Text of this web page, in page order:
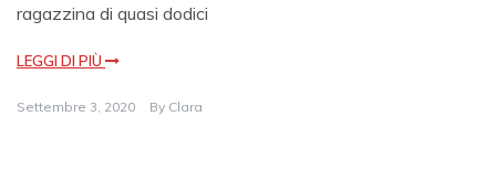
ragazzina di quasi dodici
LEGGI DI PIÙ
Settembre 3, 2020 By Clara